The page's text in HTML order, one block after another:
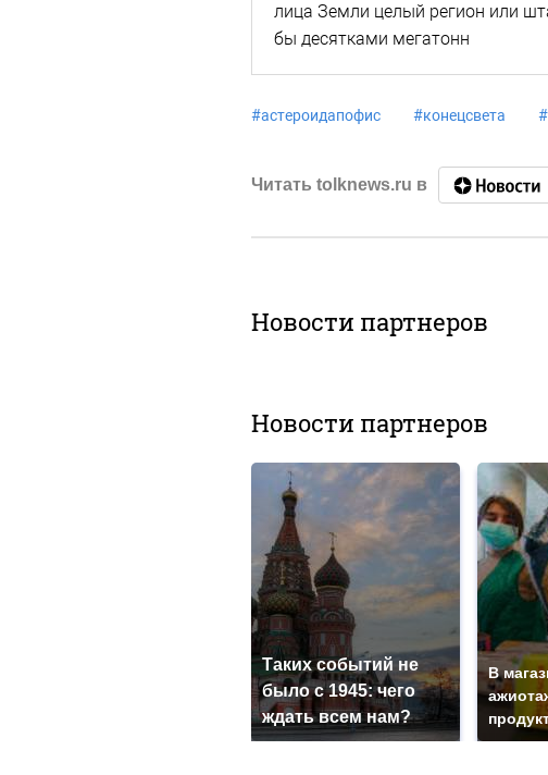
лица Земли целый регион или
бы десятками мегатонн
#астероидапофис #конецсвета #
Читать tolknews.ru в
Новости партнеров
Новости партнеров
Таких событий не
было с 1945: чего
ждать всем нам?
В